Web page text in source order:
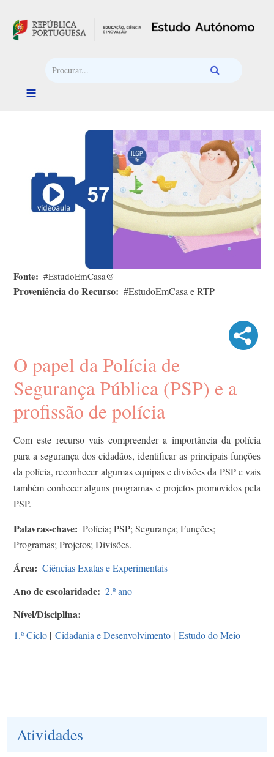
Fonte #EstudoEmCasa@
Proveniência do Recurso #EstudoEmCasa e RTP
O papel da Polícia de
Segurança Pública (PSP) e a
profissão de polícia
Com este recurso vais compreender a importância da polícia
para a segurança dos cidadãos, identificar as principais funções
da polícia, reconhecer algumas equipas e divisões da PSP e vais
também conhecer alguns programas e projetos promovidos pela
PSP.
Palavras-chave
Polícia; PSP; Segurança; Funções;
Programas; Projetos; Divisões.
Área Ciências Exatas e Experimentais
Ano de escolaridade 2.º ano
Nível/Disciplina
1.º Ciclo | Cidadania e Desenvolvimento | Estudo do Meio
Atividades